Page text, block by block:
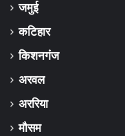
जमुई
कटिहार
किशनगंज
अरवल
अररिया
मौसम